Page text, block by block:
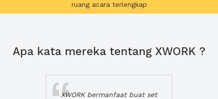
ruang acara terlengkap
Apa kata mereka tentang XWORK ?
XWORK bermanfaat buat set